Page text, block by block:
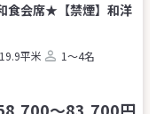
食会席★【禁煙】和洋
平米
1～4名